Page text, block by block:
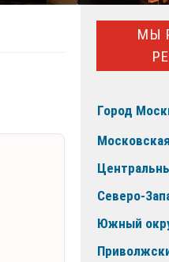
МЫ
Город
Северо-
Южный